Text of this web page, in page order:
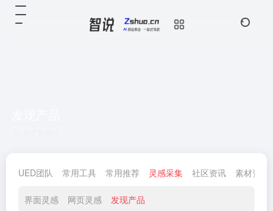
UED团队 常用工具 常用推荐 灵感采集 社区资讯 素材资源
界面灵感 网页灵感 发现产品